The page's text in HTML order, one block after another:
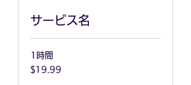
サービス名
1時間
19.99
米
$19.99